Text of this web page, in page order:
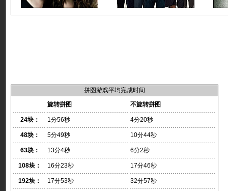
拼图游戏平均完成时间
旋转拼图
不旋转拼图
24块： 1分56秒 4分20秒
48块： 5分49秒 10分44秒
63块： 13分4秒 6分2秒
108块： 16分23秒 17分46秒
192块： 17分53秒 32分57秒